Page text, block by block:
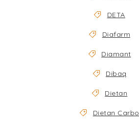
DETA
Diafarm
Diamant
Dibaq
Dietan
Dietan Carbo